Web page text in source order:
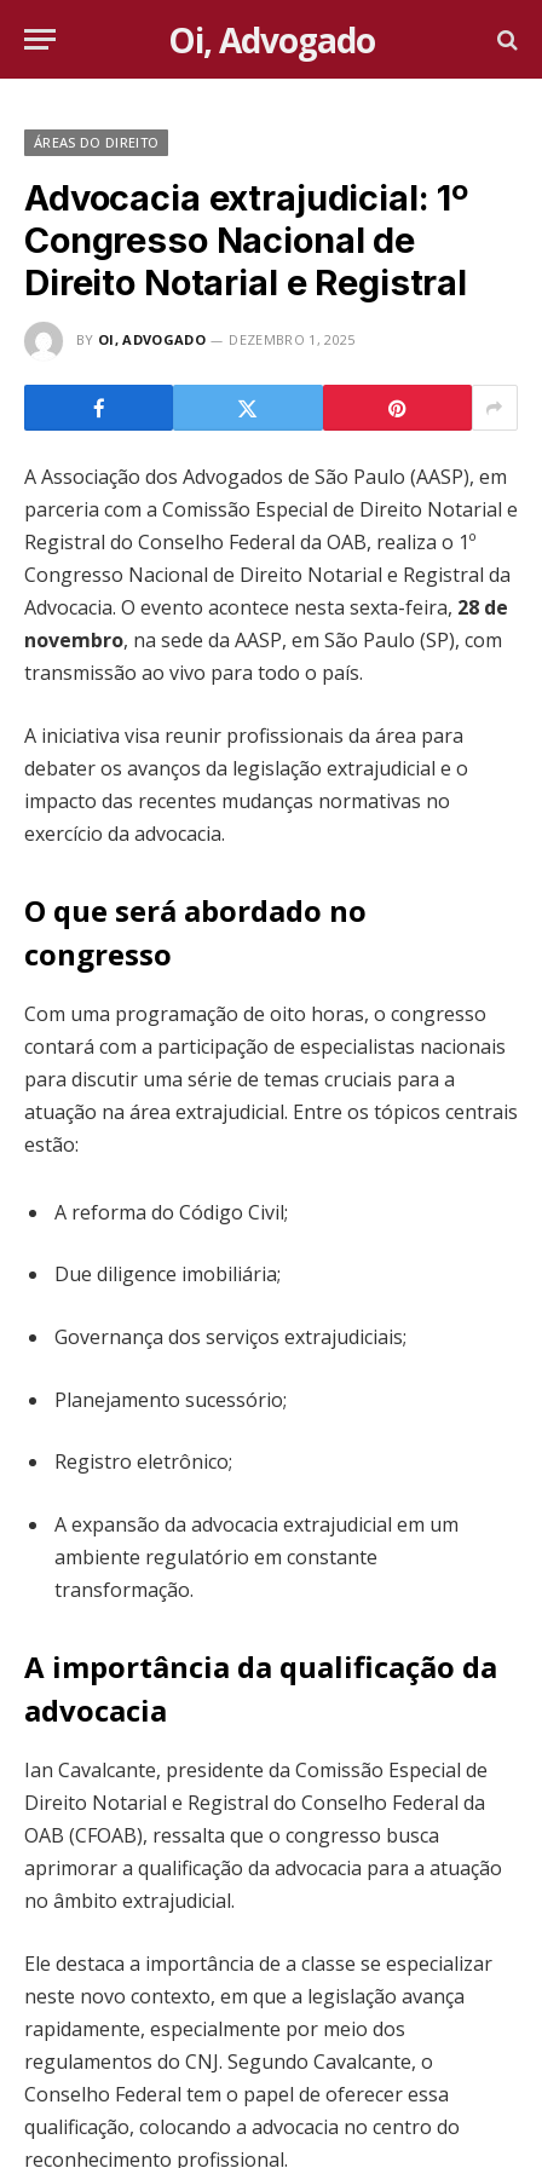
Oi, Advogado
ÁREAS DO DIREITO
Advocacia extrajudicial: 1º
Congresso Nacional de
Direito Notarial e Registral
BY OI, ADVOGADO DEZEMBRO 1, 2025
A Associação dos Advogados de São Paulo (AASP), em
parceria com a Comissão Especial de Direito Notarial e
Registral do Conselho Federal da OAB, realiza o 1º
Congresso Nacional de Direito Notarial e Registral da
Advocacia. O evento acontece nesta sexta-feira, 28 de
novembro, na sede da AASP, em São Paulo (SP), com
transmissão ao vivo para todo o país.
A iniciativa visa reunir profissionais da área para
debater os avanços da legislação extrajudicial e o
impacto das recentes mudanças normativas no
exercício da advocacia.
O que será abordado no
congresso
Com uma programação de oito horas, o congresso
contará com a participação de especialistas nacionais
para discutir uma série de temas cruciais para a
atuação na área extrajudicial. Entre os tópicos centrais
estão:
A reforma do Código Civil;
Due diligence imobiliária;
Governança dos serviços extrajudiciais;
Planejamento sucessório;
Registro eletrônico;
A expansão da advocacia extrajudicial em um
ambiente regulatório em constante
transformação.
A importância da qualificação da
advocacia
Ian Cavalcante, presidente da Comissão Especial de
Direito Notarial e Registral do Conselho Federal da
OAB (CFOAB), ressalta que o congresso busca
aprimorar a qualificação da advocacia para a atuação
no âmbito extrajudicial.
Ele destaca a importância de a classe se especializar
neste novo contexto, em que a legislação avança
rapidamente, especialmente por meio dos
regulamentos do CNJ. Segundo Cavalcante, o
Conselho Federal tem o papel de oferecer essa
qualificação, colocando a advocacia no centro do
reconhecimento profissional.